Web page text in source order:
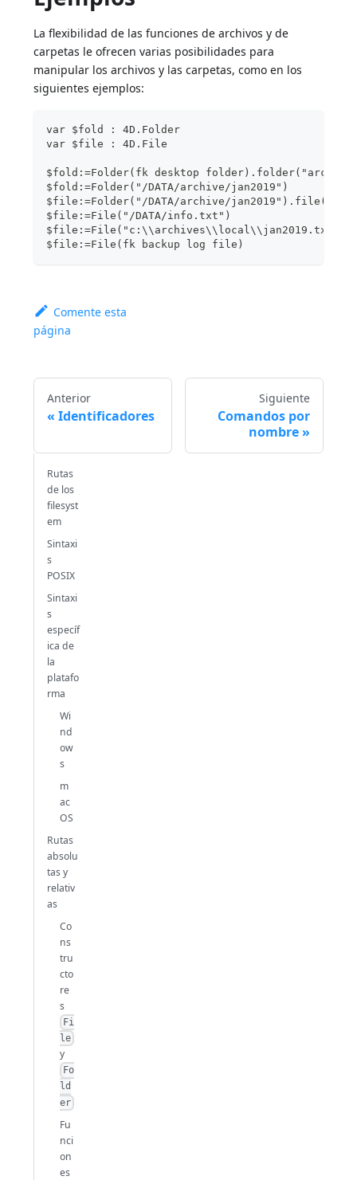
La flexibilidad de las funciones de archivos y de
carpetas le ofrecen varias posibilidades para
manipular los archivos y las carpetas, como en los
siguientes ejemplos:
var $fold : 4D.Folder
var $file : 4D.File
$fold:=Folder(fk desktop folder).folder("archive/
$fold:=Folder("/DATA/archive/jan2019")
$file:=Folder("/DATA/archive/
$file:=File("/DATA/info.txt")
$file:=File(fk backup log file)
Comente esta
página
Anterior
Identificadores
Siguiente
Comandos por
nombre
Rutas
de los
filesyst
em
Sintaxi
s
POSIX
Sintaxi
s
específ
ica de
la
platafo
rma
Wi
nd
ow
s
m
ac
OS
Rutas
absolu
tas y
relativ
as
Co
ns
tru
cto
re
s
Fi
le
y
Fo
ld
er
Fu
nci
on
es